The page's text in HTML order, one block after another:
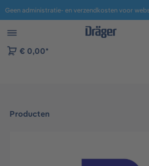
naar navigatie B2B-platform
€ 0,00*
Producten
Afbeeldingengalerij overslaan